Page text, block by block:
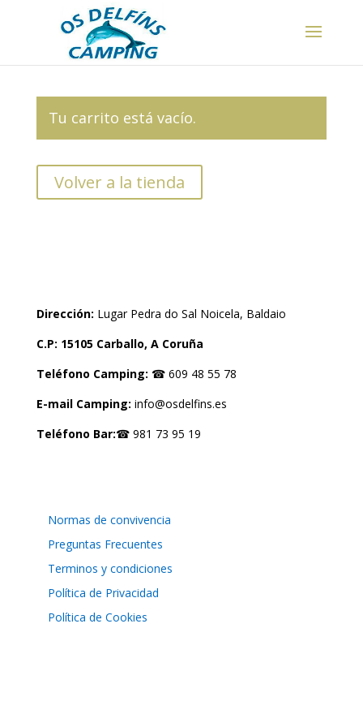
Tu carrito está vacío.
Volver a la tienda
Dirección: Lugar Pedra do Sal Noicela, Baldaio
C.P: 15105 Carballo, A Coruña
Teléfono Camping: ☎ 609 48 55 78
E-mail Camping: info@osdelfins.es
Teléfono Bar:☎ 981 73 95 19
Normas de convivencia
Preguntas Frecuentes
Terminos y condiciones
Política de Privacidad
Política de Cookies